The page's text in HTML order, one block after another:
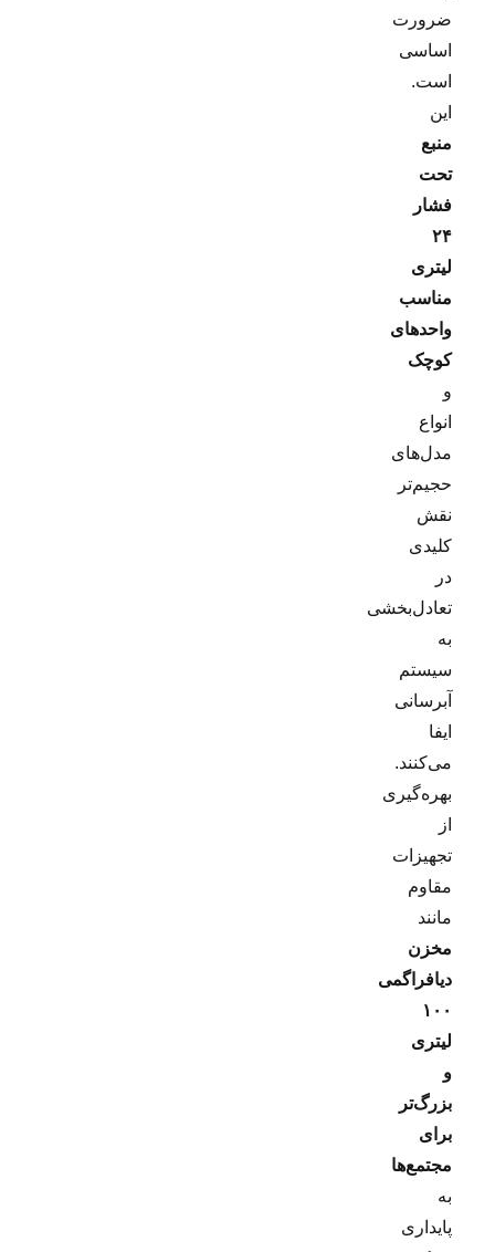
ضرورت
اساسی
است.
این
منبع
تحت
فشار
۲۴
لیتری
مناسب
واحدهای
کوچک
و
انواع
مدل‌های
حجیم‌تر
نقش
کلیدی
در
تعادل‌بخشی
به
سیستم
آبرسانی
ایفا
می‌کنند.
بهره‌گیری
از
تجهیزات
مقاوم
مانند
مخزن
دیافراگمی
۱۰۰
لیتری
و
بزرگ‌تر
برای
مجتمع‌ها
به
پایداری